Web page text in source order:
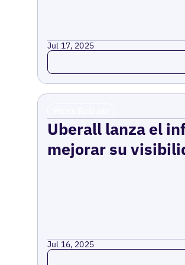
Jul 17, 2025
Read more
Uberall lanza el
mejorar su
Jul 16, 2025
Read more